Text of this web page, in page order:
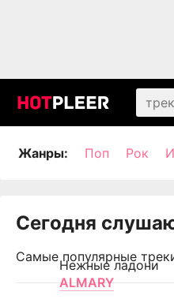
Жанры: Поп Рок
Сегодня
Самые популярные
Нежные ладони
ALMARY